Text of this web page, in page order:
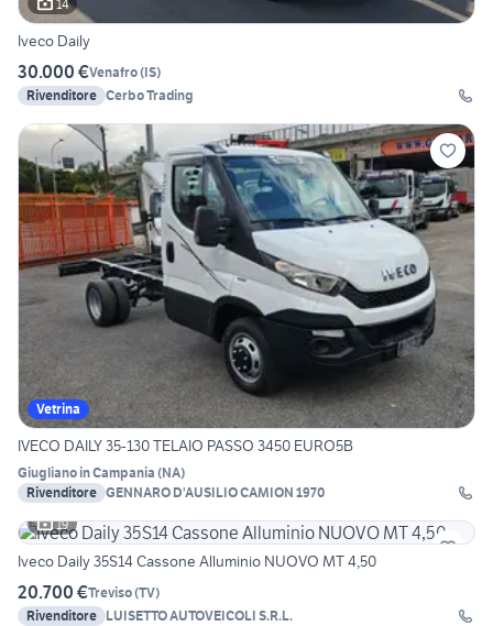
14
Iveco Daily
30.000 €Venafro(IS)
Rivenditore Cerbo Trading
Vetrina
IVECO DAILY 35-130 TELAIO PASSO 3450 EURO5B
Giugliano in Campania (NA)
Rivenditore GENNARO D'AUSILIO CAMION 1970
19
Iveco Daily 35S14 Cassone Alluminio NUOVO MT 4,50
20.700 €Treviso(TV)
Rivenditore LUISETTO AUTOVEICOLI S.R.L.